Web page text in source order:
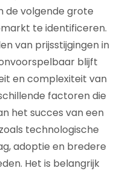
de volgende grote
te identificeren.
van prijsstijgingen in
blijft
en complexiteit van
factoren die
het succes van een
technologische
adoptie en bredere
Het is belangrijk